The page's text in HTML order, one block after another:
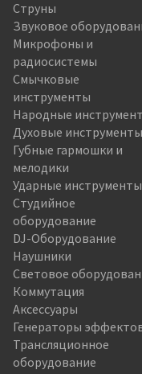
Струны
Звуковое
Микрофоны и
радиосистемы
Смычковые
инструменты
Народные
Духовые инструменты
Губные гармошки и
мелодики
Ударные инструменты
Студийное
оборудование
DJ-Оборудование
Наушники
Световое
Коммутация
Аксессуары
Генераторы
Трансляционное
оборудование